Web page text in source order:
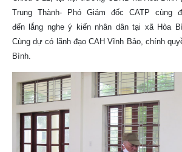
Trung Thành- Phó Giám đốc CATP cùng
đến lắng nghe ý kiến nhân dân tại xã Hòa
Cùng dự có lãnh đạo CAH Vĩnh Bảo, chính
Bình.